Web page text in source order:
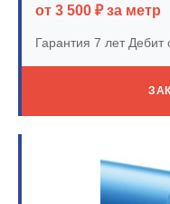
от 3 500 ₽ за метр
Гарантия 7 летДебит